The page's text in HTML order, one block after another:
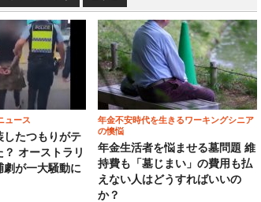
ュース
したつもりがテ
？ オーストラリ
劇が一大騒動に
年金不安時代を生きるワーキングシニア
の懊悩
年金生活者を悩ませる墓問題 維
持費も「墓じまい」の費用も払
えない人はどうすればいいの
か？